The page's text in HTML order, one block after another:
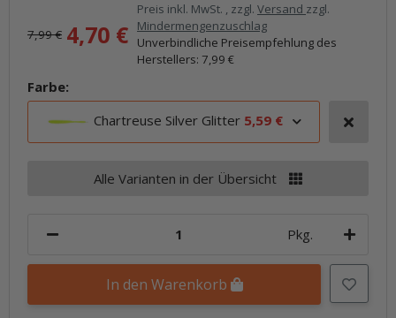
7,99 € 4,70 €
Preis inkl. MwSt. , zzgl. Versand zzgl.
Mindermengenzuschlag
Unverbindliche Preisempfehlung des
Herstellers: 7,99 €
Farbe:
Chartreuse Silver Glitter 5,59 €
Alle Varianten in der Übersicht
Pkg.
In den Warenkorb